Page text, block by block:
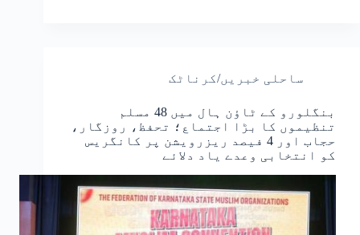
ساحلی خبریں/کرناٹک
بنگلورو کے ٹاؤن ہال میں 48 مسلم
تنظیموں کا بڑا اجتماع؛ تحفظ، روزگار،
حجاب اور 4 فیصد ریزرویشن پر کانگریس
کو انتخابی وعدے یاد دلائے